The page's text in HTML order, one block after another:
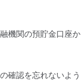
機関の預貯金口座か
確認を忘れないよう